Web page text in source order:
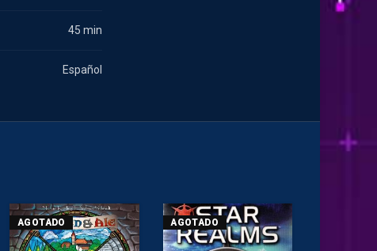
45 min
Español
AGOTADO AGOTADO